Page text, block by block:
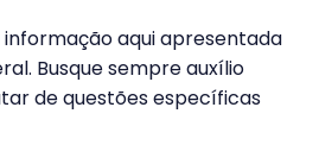
aqui apresentada
Busque sempre auxílio
de questões específicas